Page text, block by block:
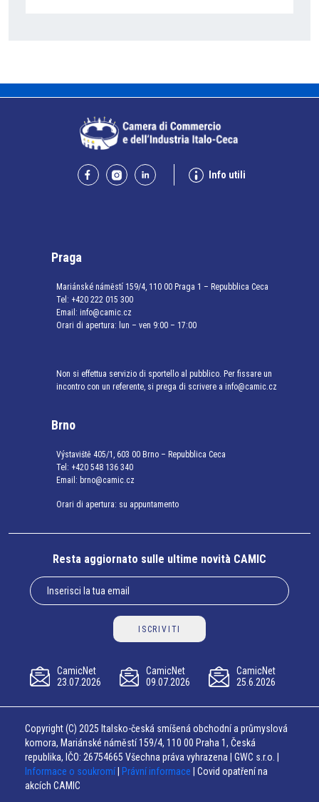
Info utili
Praga
Mariánské náměstí 159/4, 110 00 Praga 1 – Repubblica Ceca
Tel: +420 222 015 300
Email: info@camic.cz
Orari di apertura: lun – ven 9:00 – 17:00
Non si effettua servizio di sportello al pubblico. Per fissare un
incontro con un referente, si prega di scrivere a info@camic.cz
Brno
Výstaviště 405/1, 603 00 Brno – Repubblica Ceca
Tel: +420 548 136 340
Email: brno@camic.cz
Orari di apertura: su appuntamento
Resta aggiornato sulle ultime novità CAMIC
ISCRIVITI
CamicNet
23.07.2026
CamicNet
09.07.2026
CamicNet
25.6.2026
Copyright (C) 2025 Italsko-česká smíšená obchodní a průmyslová
komora, Mariánské náměstí 159/4, 110 00 Praha 1, Česká
republika, IČO: 26754665 Všechna práva vyhrazena | GWC s.r.o. |
Informace o soukromí
Právní informace | Covid opatření na
akcích CAMIC